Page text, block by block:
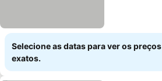
Selecione as datas para ver os preços
exatos.